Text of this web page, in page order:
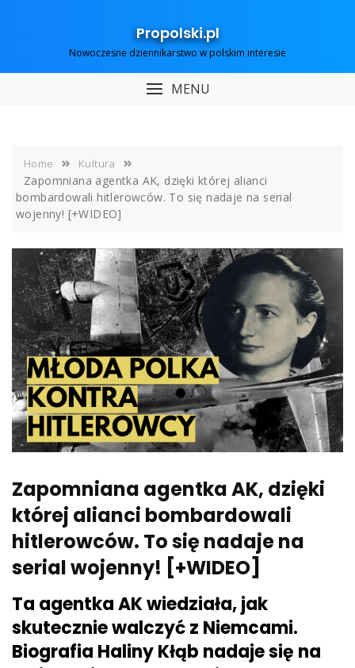
Propolski.pl
Nowoczesne dziennikarstwo w polskim interesie
MENU
Home Kultura
Zapomniana agentka AK, dzięki której alianci
bombardowali hitlerowców. To się nadaje na serial
wojenny! [+WIDEO]
Zapomniana agentka AK, dzięki
której alianci bombardowali
hitlerowców. To się nadaje na
serial wojenny! [+WIDEO]
Ta agentka AKwiedziała, jak
skutecznie walczyć z Niemcami.
Biografia Haliny Kłąb nadaje się na